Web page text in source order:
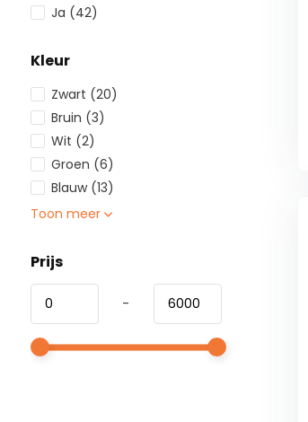
Ja (42)
Kleur
Zwart (20)
Bruin (3)
Wit (2)
Groen (6)
Blauw (13)
Toon meer
Prijs
-